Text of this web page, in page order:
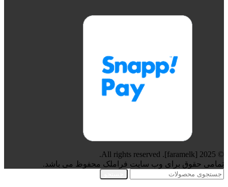
© 2025 [faramelk]. All rights reserved.
تمامی حقوق برای وب سایت فراملک محفوظ می باشد.